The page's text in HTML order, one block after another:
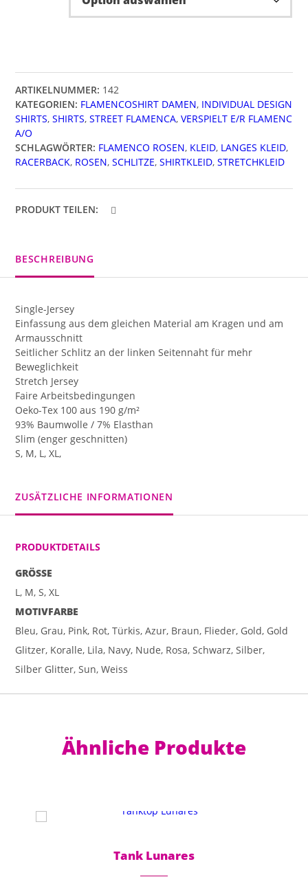
ARTIKELNUMMER: 142
KATEGORIEN: FLAMENCOSHIRT DAMEN, INDIVIDUAL DESIGN
SHIRTS,SHIRTS,STREET FLAMENCA,VERSPIELT E/R FLAMENC
A/O
SCHLAGWÖRTER: FLAMENCO ROSEN, KLEID, LANGES KLEID,
RACERBACK, ROSEN,SCHLITZE,SHIRTKLEID,STRETCHKLEID
PRODUKT TEILEN:
BESCHREIBUNG
Single-Jersey
Einfassung aus dem gleichen Material am Kragen und am
Armausschnitt
Seitlicher Schlitz an der linken Seitennaht für mehr
Beweglichkeit
Stretch Jersey
Faire Arbeitsbedingungen
Oeko-Tex 100 aus 190 g/m²
93% Baumwolle / 7% Elasthan
Slim (enger geschnitten)
S, M, L, XL,
ZUSÄTZLICHE INFORMATIONEN
PRODUKTDETAILS
GRÖSSE
L, M, S, XL
MOTIVFARBE
Bleu, Grau, Pink, Rot, Türkis, Azur, Braun, Flieder, Gold, Gold
Glitzer, Koralle, Lila, Navy, Nude, Rosa, Schwarz, Silber,
Silber Glitter, Sun, Weiss
Ähnliche Produkte
Dieses Produkt weist mehrere Varianten auf. Die Optionen können auf der Produktseite gewählt werden
Tank Lunares